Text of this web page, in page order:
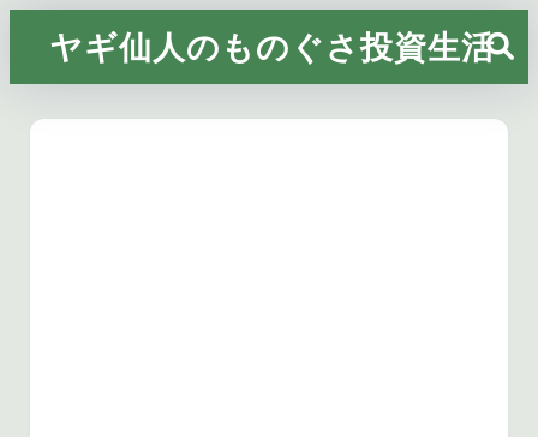
ヤギ仙人のものぐさ投資生活